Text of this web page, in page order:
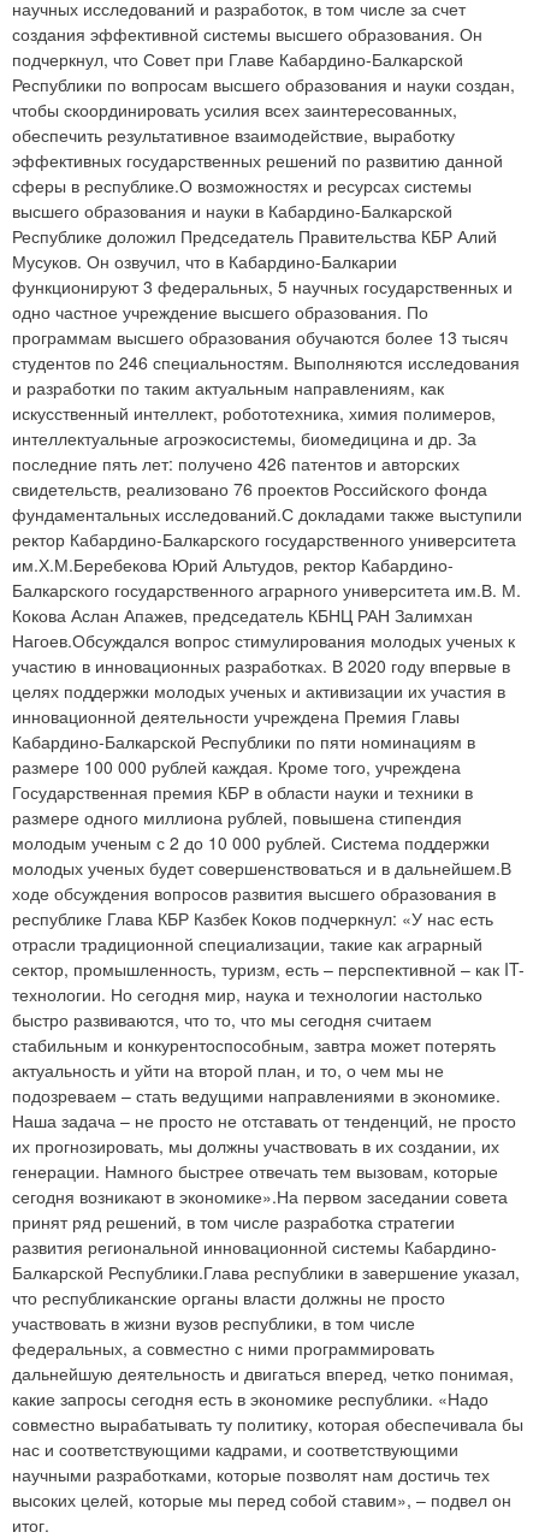
научных исследований и разработок, в том числе за счет
создания эффективной системы высшего образования. Он
подчеркнул, что Совет при Главе Кабардино-Балкарской
Республики по вопросам высшего образования и науки создан,
чтобы скоординировать усилия всех заинтересованных,
обеспечить результативное взаимодействие, выработку
эффективных государственных решений по развитию данной
сферы в республике.О возможностях и ресурсах системы
высшего образования и науки в Кабардино-Балкарской
Республике доложил Председатель Правительства КБР Алий
Мусуков. Он озвучил, что в Кабардино-Балкарии
функционируют 3 федеральных, 5 научных государственных и
одно частное учреждение высшего образования. По
программам высшего образования обучаются более 13 тысяч
студентов по 246 специальностям. Выполняются исследования
и разработки по таким актуальным направлениям, как
искусственный интеллект, робототехника, химия полимеров,
интеллектуальные агроэкосистемы, биомедицина и др. За
последние пять лет: получено 426 патентов и авторских
свидетельств, реализовано 76 проектов Российского фонда
фундаментальных исследований.С докладами также выступили
ректор Кабардино-Балкарского государственного университета
им.Х.М.Беребекова Юрий Альтудов, ректор Кабардино-
Балкарского государственного аграрного университета им.В. М.
Кокова Аслан Апажев, председатель КБНЦ РАН Залимхан
Нагоев.Обсуждался вопрос стимулирования молодых ученых к
участию в инновационных разработках. В 2020 году впервые в
целях поддержки молодых ученых и активизации их участия в
инновационной деятельности учреждена Премия Главы
Кабардино-Балкарской Республики по пяти номинациям в
размере 100 000 рублей каждая. Кроме того, учреждена
Государственная премия КБР в области науки и техники в
размере одного миллиона рублей, повышена стипендия
молодым ученым с 2 до 10 000 рублей. Система поддержки
молодых ученых будет совершенствоваться и в дальнейшем.В
ходе обсуждения вопросов развития высшего образования в
республике Глава КБР Казбек Коков подчеркнул: «У нас есть
отрасли традиционной специализации, такие как аграрный
сектор, промышленность, туризм, есть – перспективной – как IT-
технологии. Но сегодня мир, наука и технологии настолько
быстро развиваются, что то, что мы сегодня считаем
стабильным и конкурентоспособным, завтра может потерять
актуальность и уйти на второй план, и то, о чем мы не
подозреваем – стать ведущими направлениями в экономике.
Наша задача – не просто не отставать от тенденций, не просто
их прогнозировать, мы должны участвовать в их создании, их
генерации. Намного быстрее отвечать тем вызовам, которые
сегодня возникают в экономике».На первом заседании совета
принят ряд решений, в том числе разработка стратегии
развития региональной инновационной системы Кабардино-
Балкарской Республики.Глава республики в завершение указал,
что республиканские органы власти должны не просто
участвовать в жизни вузов республики, в том числе
федеральных, а совместно с ними программировать
дальнейшую деятельность и двигаться вперед, четко понимая,
какие запросы сегодня есть в экономике республики. «Надо
совместно вырабатывать ту политику, которая обеспечивала бы
нас и соответствующими кадрами, и соответствующими
научными разработками, которые позволят нам достичь тех
высоких целей, которые мы перед собой ставим», – подвел он
итог.